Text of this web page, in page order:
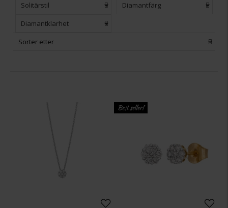
Solitärstil Diamantfärg
Diamantklarhet
Sorter etter
Best seller!